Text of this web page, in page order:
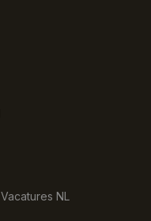
Vacatures NL